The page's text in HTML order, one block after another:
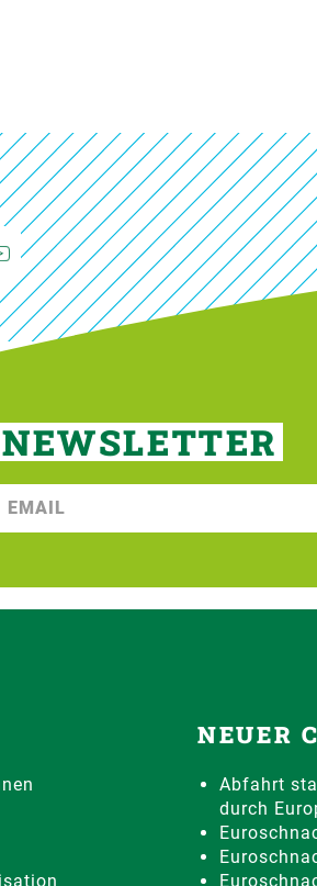
NEWSLETTER
NEUER
Abfahrt
durch